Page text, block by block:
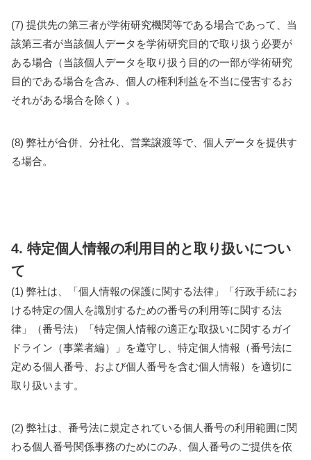
(7) 提供先の第三者が学術研究機関等である場合であって、当
該第三者が当該個人データを学術研究目的で取り扱う必要が
ある場合（当該個人データを取り扱う目的の一部が学術研究
目的である場合を含み、個人の権利利益を不当に侵害するお
それがある場合を除く）。
(8) 弊社が合併、分社化、営業譲渡等で、個人データを提供す
る場合。
4. 特定個人情報の利用目的と取り扱いについ
て
(1) 弊社は、「個人情報の保護に関する法律」「行政手続にお
ける特定の個人を識別するための番号の利用等に関する法
律」（番号法）「特定個人情報の適正な取扱いに関するガイ
ドライン（事業者編）」を遵守し、特定個人情報（番号法に
定める個人番号、および個人番号を含む個人情報）を適切に
取り扱います。
(2) 弊社は、番号法に規定されている個人番号の利用範囲に関
わる個人番号関係事務のためにのみ、個人番号のご提供を依